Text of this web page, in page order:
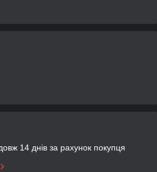
14 днів за рахунок покупця